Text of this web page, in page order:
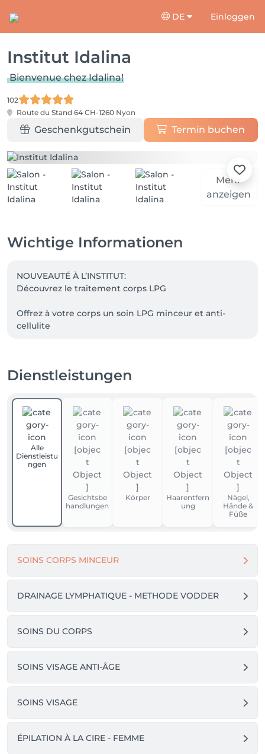
DE Einloggen
Institut Idalina
Bienvenue chez Idalina!
102
Route du Stand 64 CH-1260 Nyon
Geschenkgutschein Termin buchen
Mehr
anzeigen
Wichtige Informationen
NOUVEAUTÉ À L’INSTITUT:
Découvrez le traitement corps LPG
Offrez à votre corps un soin LPG minceur et anti-
cellulite
Dienstleistungen
Alle
Dienstleistu
ngen
Gesichtsbe
handlungen
Körper
Haarentfern
ung
Nägel,
Hände &
Füße
SOINS CORPS MINCEUR
DRAINAGE LYMPHATIQUE - METHODE VODDER
SOINS DU CORPS
SOINS VISAGE ANTI-ÂGE
SOINS VISAGE
ÉPILATION À LA CIRE - FEMME